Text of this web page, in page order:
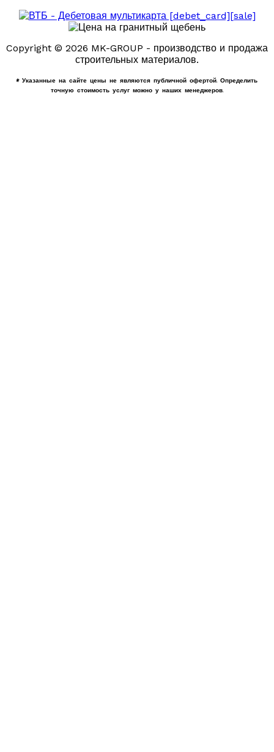
Copyright © 2026 MK-GROUP - производство и продажа
строительных материалов.
* Указанные на сайте цены не являются публичной офертой. Определить
точную стоимость услуг можно у наших менеджеров.